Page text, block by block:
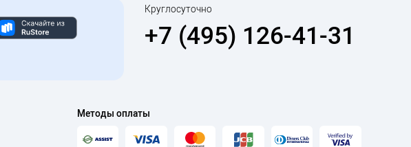
Круглосуточно
+7 (495) 126-41-31
Методы оплаты